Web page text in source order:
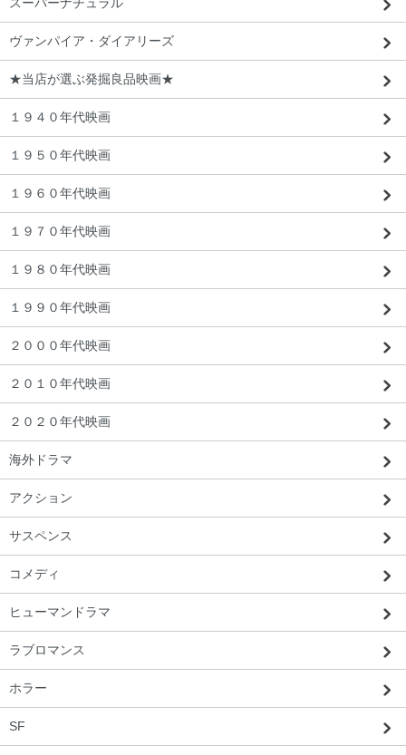
東京都 R・K様 「映画で見ていたものそ
っくり。本当に嬉しいです。」
ヴァンパイア・ダイアリーズ
★当店が選ぶ発掘良品映画★
１９４０年代映画
１９５０年代映画
１９６０年代映画
１９７０年代映画
１９８０年代映画
１９９０年代映画
２０００年代映画
２０１０年代映画
２０２０年代映画
海外ドラマ
アクション
サスペンス
コメディ
ヒューマンドラマ
ラブロマンス
ホラー
SF